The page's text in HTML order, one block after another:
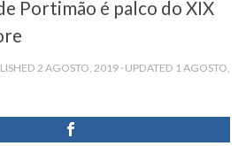
Portimão é palco do XIX
2 AGOSTO, 2019 · UPDATED 1 AGOSTO,